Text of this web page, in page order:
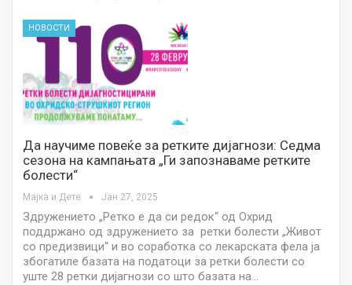
НОВОСТИ
Да научиме повеќе за ретките дијагнози: Седма
сезона на кампањата „Ги запознаваме ретките
болести“
Мајка и Дете Јан 27, 2025
Здружението „Ретко е да си редок“ од Охрид
поддржано од здружението за ретки болести „Живот
со предизвици“ и во соработка со лекарската фела ја
збогатиле базата на податоци за ретки болести со
уште 28 ретки дијагнози со што базата на…